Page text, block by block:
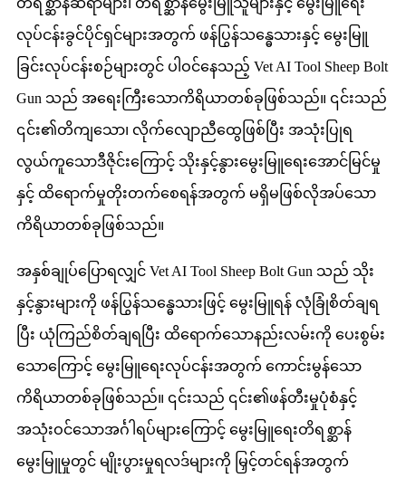
လုပ်ငန်းခွင်ပိုင်ရှင်များအတွက် ဖန်ပြွန်သန္ဓေသားနှင့် မွေးမြူ
ခြင်းလုပ်ငန်းစဉ်များတွင် ပါဝင်နေသည့် Vet AI Tool Sheep Bolt
Gun သည် အရေးကြီးသောကိရိယာတစ်ခုဖြစ်သည်။ ၎င်းသည်
၎င်း၏တိကျသော၊ လိုက်လျောညီထွေဖြစ်ပြီး အသုံးပြုရ
လွယ်ကူသောဒီဇိုင်းကြောင့် သိုးနှင့်နွားမွေးမြူရေးအောင်မြင်မှု
နှင့် ထိရောက်မှုတိုးတက်စေရန်အတွက် မရှိမဖြစ်လိုအပ်သော
ကိရိယာတစ်ခုဖြစ်သည်။
အနှစ်ချုပ်ပြောရလျှင် Vet AI Tool Sheep Bolt Gun သည် သိုး
နှင့်နွားများကို ဖန်ပြွန်သန္ဓေသားဖြင့် မွေးမြူရန် လုံခြုံစိတ်ချရ
ပြီး ယုံကြည်စိတ်ချရပြီး ထိရောက်သောနည်းလမ်းကို ပေးစွမ်း
သောကြောင့် မွေးမြူရေးလုပ်ငန်းအတွက် ကောင်းမွန်သော
ကိရိယာတစ်ခုဖြစ်သည်။ ၎င်းသည် ၎င်း၏ဖန်တီးမှုပုံစံနှင့်
အသုံးဝင်သောအင်္ဂါရပ်များကြောင့် မွေးမြူရေးတိရစ္ဆာန်
မွေးမြူမှုတွင် မျိုးပွားမှုရလဒ်များကို မြှင့်တင်ရန်အတွက်